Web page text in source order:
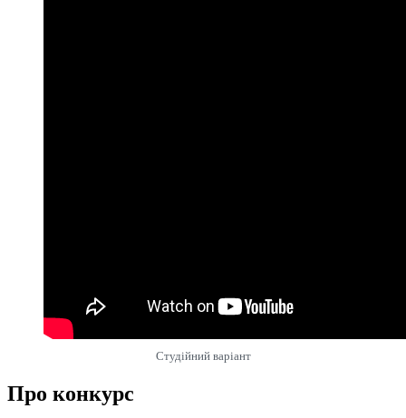
Студійний варіант
Про конкурс